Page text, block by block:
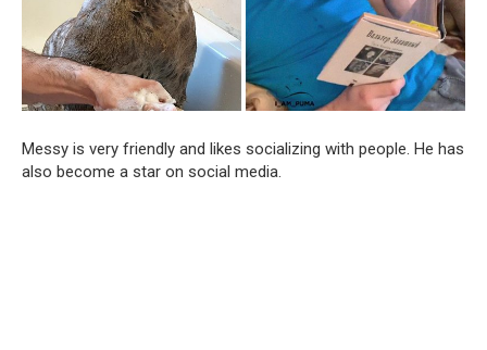
Messy is very friendly and likes socializing with people. He has
also become a star on social media.